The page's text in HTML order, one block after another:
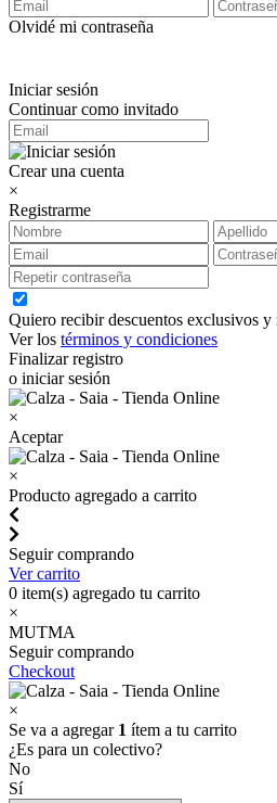
Olvidé mi contraseña
Iniciar sesión
Continuar como invitado
Crear una cuenta
×
Registrarme
Quiero recibir descuentos exclusivos y
Ver los términos y condiciones
Finalizar registro
o iniciar sesión
×
Aceptar
×
Producto agregado a carrito
Seguir comprando
Ver carrito
0 item(s) agregado tu carrito
×
MUTMA
Seguir comprando
Checkout
×
Se va a agregar 1 ítem a tu carrito
¿Es para un colectivo?
No
Sí